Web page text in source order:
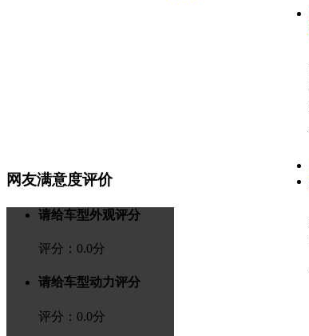
网友满意度评价
请给车型外观评分
评分： 0.0分
请给车型动力评分
评分： 0.0分